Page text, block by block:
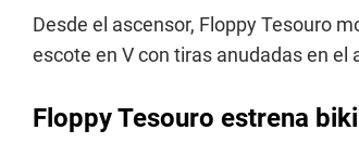
Desde el ascensor, Floppy Tesouro
escote en V con tiras anudadas en
Floppy Tesouro estrena